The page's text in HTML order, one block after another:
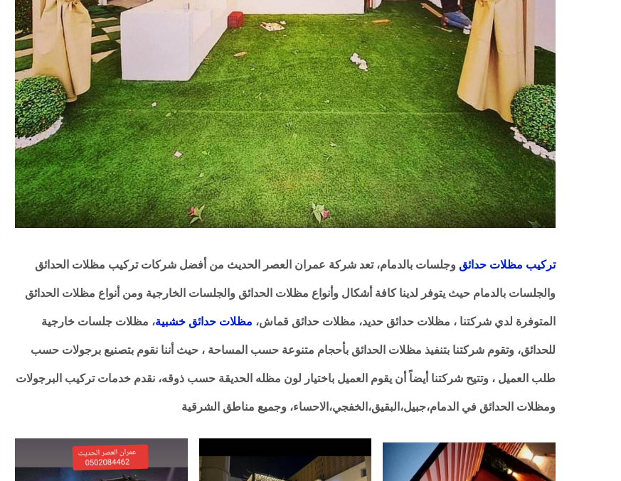
تركيب مظلات حدائق وجلسات بالدمام، تعد شركة عمران العصر الحديث من أفضل شركات تركيب مظلات الحدائق
والجلسات بالدمام حيث يتوفر لدينا كافة أشكال وأنواع مظلات الحدائق والجلسات الخارجية ومن أنواع مظلات الحدائق
المتوفرة لدي شركتنا ، مظلات حدائق حديد، مظلات حدائق قماش، مظلات حدائق خشبية، مظلات جلسات خارجية
للحدائق، وتقوم شركتنا بتنفيذ مظلات الحدائق بأحجام متنوعة حسب المساحة ، حيث أننا نقوم بتصنيع برجولات حسب
طلب العميل ، وتتيح شركتنا أيضاً أن يقوم العميل باختيار لون مظله الحديقة حسب ذوقه، نقدم خدمات تركيب البرجولات
ومظلات الحدائق في الدمام،جبيل،البقيق،الخفجي،الاحساء، وجميع مناطق الشرقية